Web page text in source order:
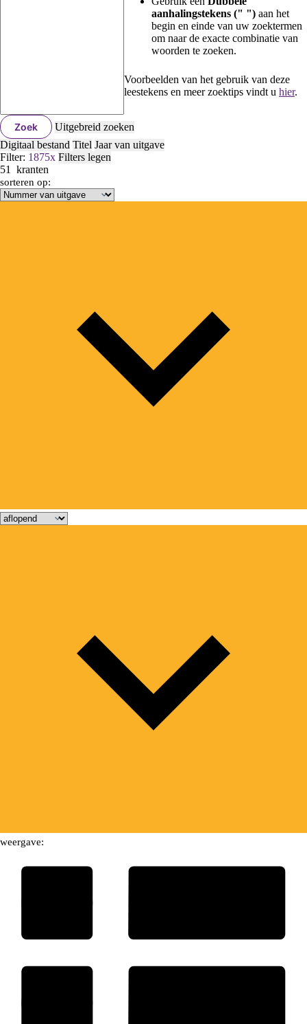
aanhalingstekens (" ") aan het
begin en einde van uw zoektermen
om naar de exacte combinatie van
woorden te zoeken.
Voorbeelden van het gebruik van deze
leestekens en meer zoektips vindt u hier.
Zoek
Uitgebreid zoeken
Digitaal bestand Titel Jaar van uitgave
Filter: 1875x Filters legen
51
kranten
sorteren op:
weergave: